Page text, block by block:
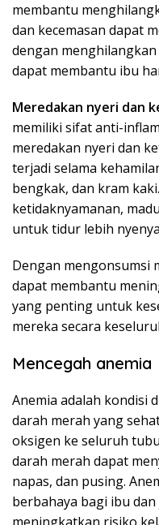
membantu
dan kecemasan dapat
dengan
dapat membantu ibu
Meredakan nyeri dan
memiliki sifat anti-
meredakan nyeri dan
terjadi selama
bengkak, dan kram
ketidaknyamanan,
untuk tidur lebih
Dengan mengonsumsi
dapat membantu
yang penting untuk
mereka secara
Mencegah anemia
Anemia adalah kondisi
darah merah yang
oksigen ke seluruh
darah merah dapat
napas, dan pusing.
berbahaya bagi ibu